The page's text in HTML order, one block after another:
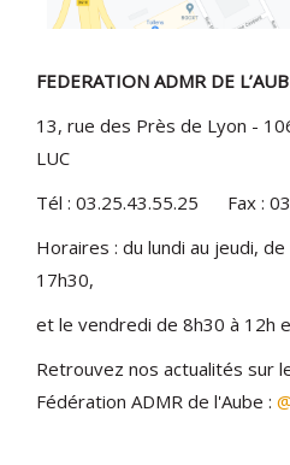
FEDERATION ADMR DE
13, rue des Près de Lyon -
LUC
Tél : 03.25.43.55.25 Fax :
Horaires : du lundi au jeudi,
17h30,
et le vendredi de 8h30 à 12h
Retrouvez nos actualités sur
Fédération ADMR de l'Aube :